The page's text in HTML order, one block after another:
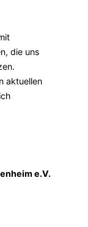
die uns
aktuellen
e.V.